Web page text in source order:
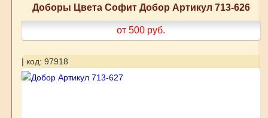
Доборы Цвета Софит Добор Артикул 713-626
от 500 руб.
| код: 97918